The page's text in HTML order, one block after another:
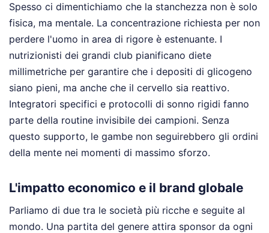
Spesso ci dimentichiamo che la stanchezza non è solo
fisica, ma mentale. La concentrazione richiesta per non
perdere l'uomo in area di rigore è estenuante. I
nutrizionisti dei grandi club pianificano diete
millimetriche per garantire che i depositi di glicogeno
siano pieni, ma anche che il cervello sia reattivo.
Integratori specifici e protocolli di sonno rigidi fanno
parte della routine invisibile dei campioni. Senza
questo supporto, le gambe non seguirebbero gli ordini
della mente nei momenti di massimo sforzo.
L'impatto economico e il brand globale
Parliamo di due tra le società più ricche e seguite al
mondo. Una partita del genere attira sponsor da ogni